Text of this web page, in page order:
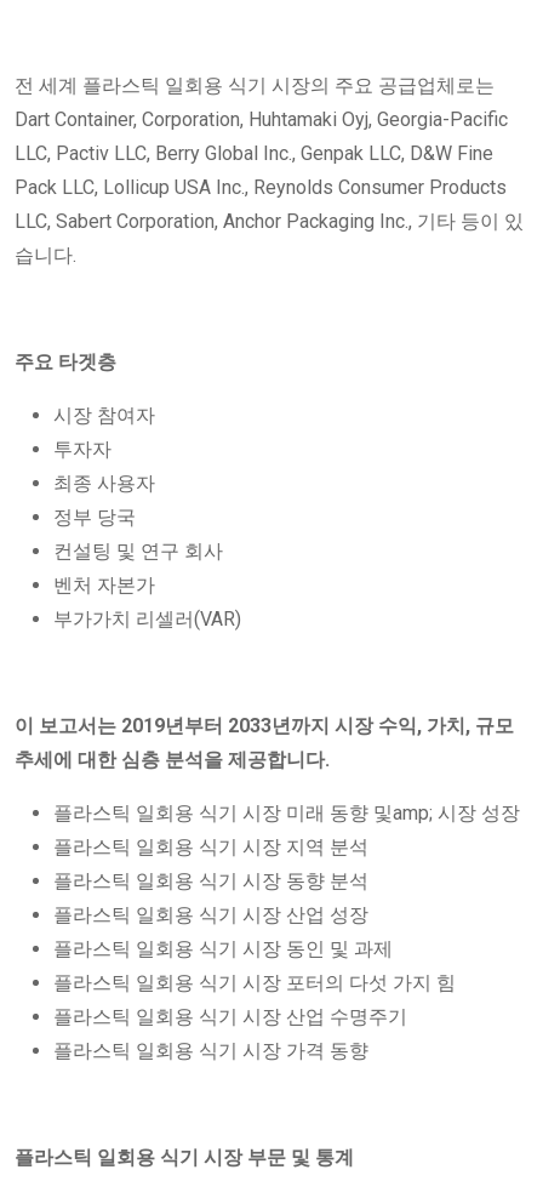
전 세계 플라스틱 일회용 식기 시장의 주요 공급업체로는
Dart Container, Corporation, Huhtamaki Oyj, Georgia-Pacific
LLC, Pactiv LLC, Berry Global Inc., Genpak LLC, D&W Fine
Pack LLC, Lollicup USA Inc., Reynolds Consumer Products
LLC, Sabert Corporation, Anchor Packaging Inc., 기타 등이 있
습니다.
주요 타겟층
시장 참여자
투자자
최종 사용자
정부 당국
컨설팅 및 연구 회사
벤처 자본가
부가가치 리셀러(VAR)
이 보고서는 2019년부터 2033년까지 시장 수익, 가치, 규모
추세에 대한 심층 분석을 제공합니다.
플라스틱 일회용 식기 시장 미래 동향 및amp; 시장 성장
플라스틱 일회용 식기 시장 지역 분석
플라스틱 일회용 식기 시장 동향 분석
플라스틱 일회용 식기 시장 산업 성장
플라스틱 일회용 식기 시장 동인 및 과제
플라스틱 일회용 식기 시장 포터의 다섯 가지 힘
플라스틱 일회용 식기 시장 산업 수명주기
플라스틱 일회용 식기 시장 가격 동향
플라스틱 일회용 식기 시장 부문 및 통계